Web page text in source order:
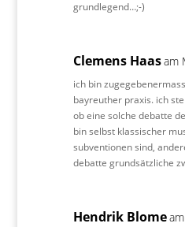
grundlegend…;-)
Clemens Haasam
ich bin
bayreuther praxis. ich
ob eine solche debatte
bin selbst klassischer
subventionen sind,
debatte grundsätzliche
Hendrik Blome